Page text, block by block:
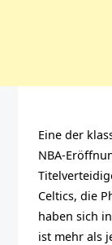
Eine der
NBA-
Celtics, die
haben sich
ist mehr als